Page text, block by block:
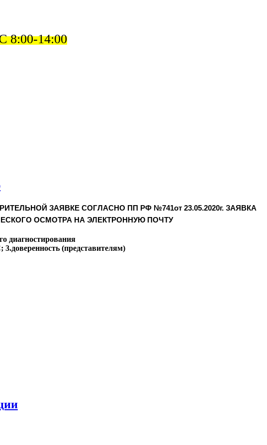
8:00-14:00
ЗАЯВКЕ СОГЛАСНО ПП РФ №741от 23.05.2020г. ЗАЯВКА
ОСМОТРА НА ЭЛЕКТРОННУЮ ПОЧТУ
диагностирования
3.доверенность (представителям)